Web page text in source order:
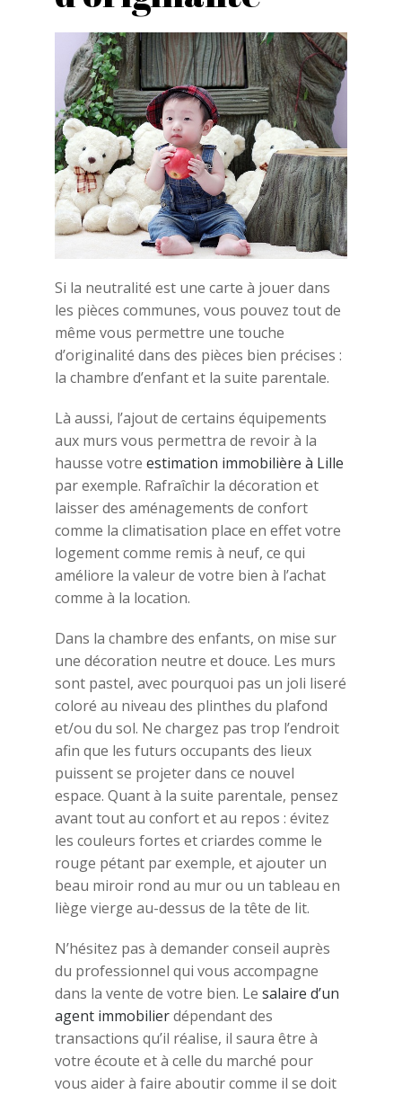
Si la neutralité est une carte à jouer dans
les pièces communes, vous pouvez tout de
même vous permettre une touche
d’originalité dans des pièces bien précises :
la chambre d’enfant et la suite parentale.
Là aussi, l’ajout de certains équipements
aux murs vous permettra de revoir à la
hausse votreestimation immobilière à Lille
par exemple. Rafraîchir la décoration et
laisser des aménagements de confort
comme la climatisation place en effet votre
logement comme remis à neuf, ce qui
améliore la valeur de votre bien à l’achat
comme à la location.
Dans la chambre des enfants, on mise sur
une décoration neutre et douce. Les murs
sont pastel, avec pourquoi pas un joli liseré
coloré au niveau des plinthes du plafond
et/ou du sol. Ne chargez pas trop l’endroit
afin que les futurs occupants des lieux
puissent se projeter dans ce nouvel
espace. Quant à la suite parentale, pensez
avant tout au confort et au repos : évitez
les couleurs fortes et criardes comme le
rouge pétant par exemple, et ajouter un
beau miroir rond au mur ou un tableau en
liège vierge au-dessus de la tête de lit.
N’hésitez pas à demander conseil auprès
du professionnel qui vous accompagne
dans la vente de votre bien. Lesalaire d’un
agent immobilierdépendant des
transactions qu’il réalise, il saura être à
votre écoute et à celle du marché pour
vous aider à faire aboutir comme il se doit